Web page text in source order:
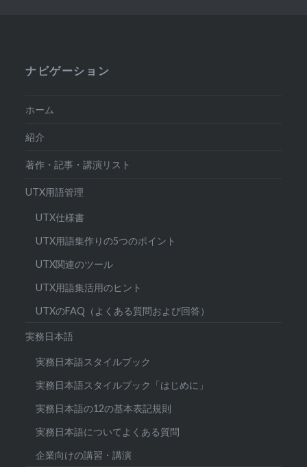
ナビゲーション
ホーム
紹介
著作・記事・講演リスト
UTX用語管理
UTX仕様書
UTX用語集作りの5つのポイント
UTX関連のツール
UTX用語集活用のヒント
UTXのFAQ（よくある質問および回答）
実務日本語
実務日本語スタイルブック
実務日本語スタイルブック「はじめに」
実務日本語の12の基本表記規則
実務日本語についてよくある質問
企業向けの講習・講演